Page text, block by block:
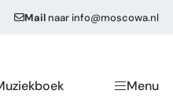
Mail naarinfo@moscowa.nl
Menu